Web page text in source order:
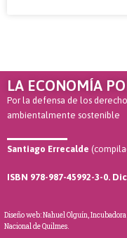
LA ECONOMÍA
Por la defensa de los
ambientalmente sostenible
Santiago Errecalde
ISBN 978-987-45992-3-0.
Diseño web: Nahuel Olguín,
Nacional de Quilmes.